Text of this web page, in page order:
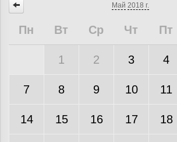
Май 2018 г.
Пн Вт Ср Чт Пт
1 2 3 4
7 8 9 10 11
14 15 16 17 18